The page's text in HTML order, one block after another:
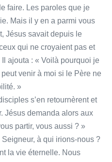
faire. Les paroles que je
Mais il y en a parmi vous
Jésus savait depuis le
qui ne croyaient pas et
ajouta : « Voilà pourquoi je
venir à moi si le Père ne
»
s’en retournèrent et
Jésus demanda alors aux
partir, vous aussi ? »
à qui irions-nous ?
la vie éternelle. Nous